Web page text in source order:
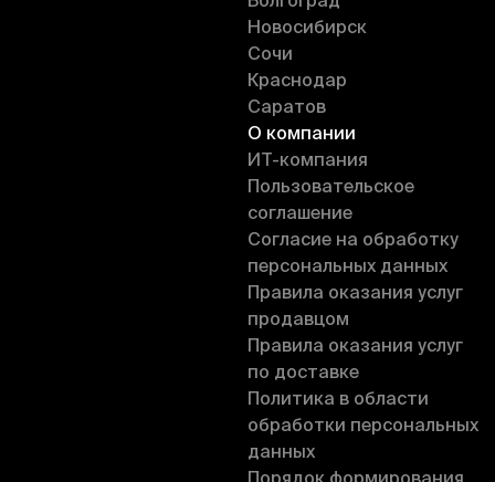
Новосибирск
Сочи
Краснодар
Саратов
О компании
ИT-компания
Пользовательское
соглашение
Согласие на обработку
персональных данных
Правила оказания услуг
продавцом
Правила оказания услуг
по доставке
Политика в области
обработки персональных
данных